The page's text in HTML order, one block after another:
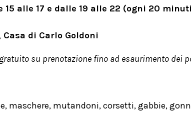
15 alle 17 e dalle 19 alle 22 (ogni 20
Casa di Carlo Goldoni
su prenotazione fino ad esaurimento dei
maschere, mutandoni, corsetti, gabbie,